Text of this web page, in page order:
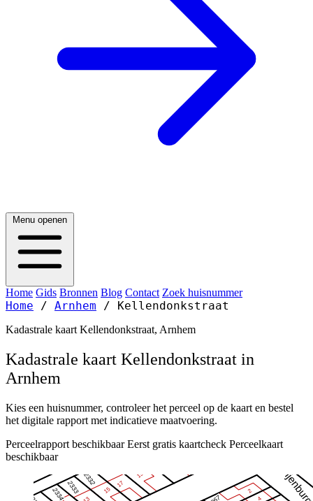
Menu openen
Home Gids Bronnen Blog Contact Zoek huisnummer
Home / Arnhem / Kellendonkstraat
Kadastrale kaart Kellendonkstraat, Arnhem
Kadastrale kaart Kellendonkstraat in
Arnhem
Kies een huisnummer, controleer het perceel op de kaart en bestel
het digitale rapport met indicatieve maatvoering.
Perceelrapport beschikbaar Eerst gratis kaartcheck Perceelkaart
beschikbaar